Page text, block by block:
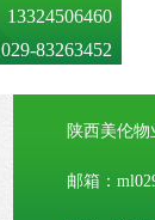
13324506460
029-83263452
陕西美伦
邮箱：